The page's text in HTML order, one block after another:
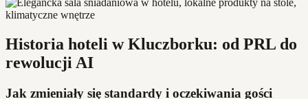
Historia hoteli w Kluczborku: od PRL do
rewolucji AI
Jak zmieniały się standardy i oczekiwania gości